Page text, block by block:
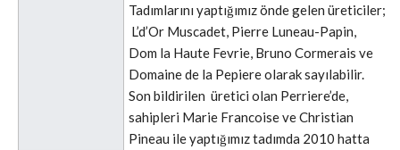
Tadımlarını yaptığımız önde gelen üreticiler;
L’d’Or Muscadet, Pierre Luneau-Papin,
Dom la Haute Fevrie, Bruno Cormerais ve
Domaine de la Pepiere olarak sayılabilir.
Son bildirilen üretici olan Perriere’de,
sahipleri Marie Francoise ve Christian
Pineau ile yaptığımız tadımda 2010 hatta